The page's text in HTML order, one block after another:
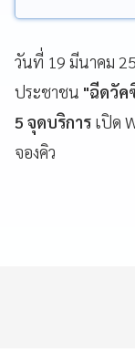
วันที่ 19 มีนาคม
ประชาชน "ฉีดวัค
5 จุดบริการ เปิด
จองคิว